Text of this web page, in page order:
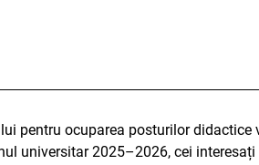
pentru ocuparea posturilor
universitar 2025–2026, cei